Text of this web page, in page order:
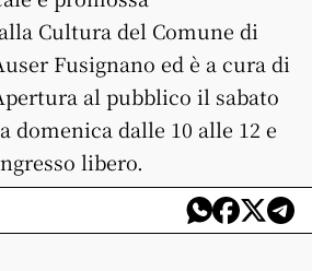
Cultura del Comune di
Fusignano ed è a cura di
al pubblico il sabato
domenica dalle 10 alle 12 e
libero.